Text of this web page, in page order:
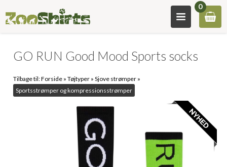
0
GO RUN Good Mood Sports socks
Tilbage til:Forside »Tøjtyper »Sjove strømper »
Sportsstrømper og kompressionsstrømper